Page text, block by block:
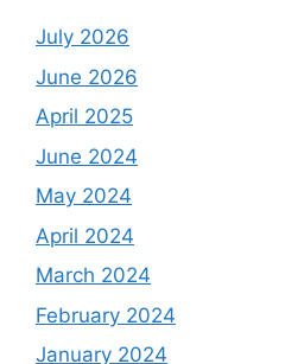
July 2026
June 2026
April 2025
June 2024
May 2024
April 2024
March 2024
February 2024
January 2024